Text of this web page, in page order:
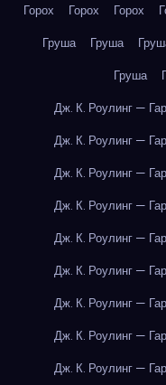
Горох
Горох Горох
Груша
Груша
Груша
Дж. К. Роулинг —
Дж. К. Роулинг —
Дж. К. Роулинг —
Дж. К. Роулинг —
Дж. К. Роулинг —
Дж. К. Роулинг —
Дж. К. Роулинг —
Дж. К. Роулинг —
Дж. К. Роулинг —